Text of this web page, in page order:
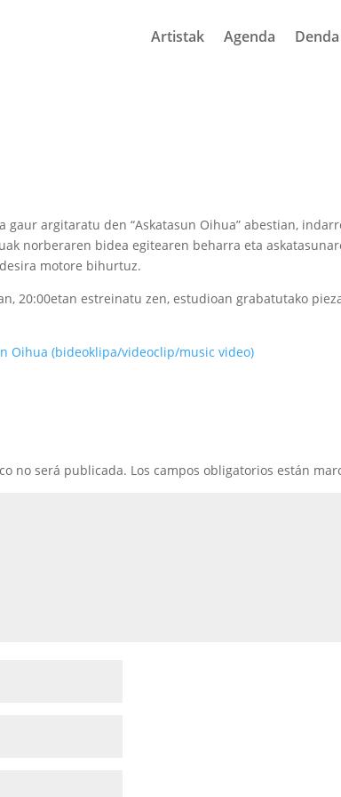
Artistak Agenda Denda
gaur argitaratu den “Askatasun Oihua” abestian,
norberaren bidea egitearen beharra eta
motore bihurtuz.
20:00etan estreinatu zen, estudioan grabatutako
Oihua (bideoklipa/videoclip/music video)
no será publicada. Los campos obligatorios están